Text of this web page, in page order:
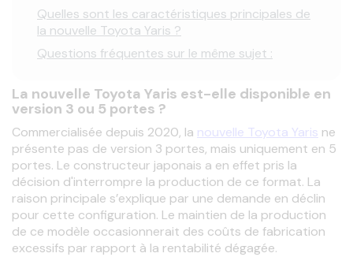
Quelles sont les caractéristiques principales de
la nouvelle Toyota Yaris ?
Questions fréquentes sur le même sujet :
La nouvelle Toyota Yaris est-elle disponible en
version 3 ou 5 portes ?
Commercialisée depuis 2020, la nouvelle Toyota Yaris ne
présente pas de version 3 portes, mais uniquement en 5
portes. Le constructeur japonais a en effet pris la
décision d'interrompre la production de ce format. La
raison principale s’explique par une demande en déclin
pour cette configuration. Le maintien de la production
de ce modèle occasionnerait des coûts de fabrication
excessifs par rapport à la rentabilité dégagée.